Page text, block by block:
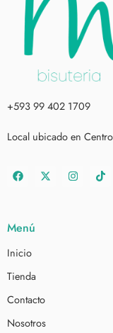
+593 99 402 1709
Local ubicado en
Menú
Inicio
Tienda
Contacto
Nosotros